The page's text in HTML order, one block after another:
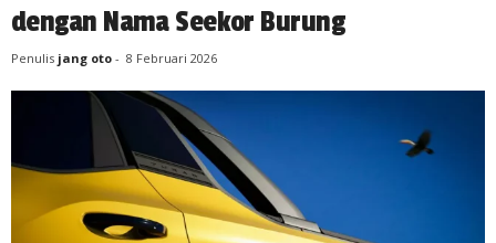
dengan Nama Seekor Burung
Penulis jang oto - 8 Februari 2026